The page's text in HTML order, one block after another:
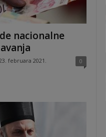
nacionalne
februara 2021. 0